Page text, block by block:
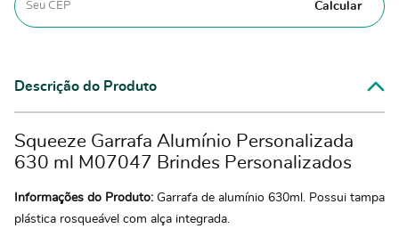
Calcular
Descrição do Produto
Squeeze Garrafa Alumínio Personalizada
630 ml M07047 Brindes Personalizados
Informações do Produto: Garrafa de alumínio 630ml. Possui tampa
plástica rosqueável com alça integrada.